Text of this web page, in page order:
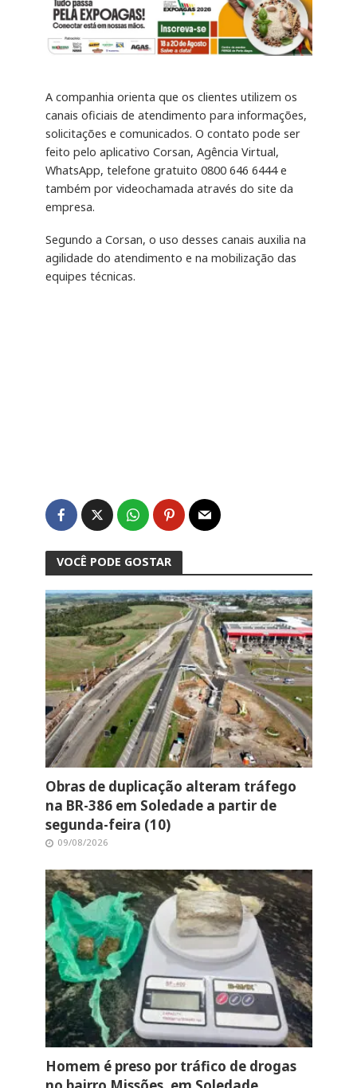
A companhia orienta que os clientes utilizem os
canais oficiais de atendimento para informações,
solicitações e comunicados. O contato pode ser
feito pelo aplicativo Corsan, Agência Virtual,
WhatsApp, telefone gratuito 0800 646 6444 e
também por videochamada através do site da
empresa.
Segundo a Corsan, o uso desses canais auxilia na
agilidade do atendimento e na mobilização das
equipes técnicas.
VOCÊ PODE GOSTAR
Obras de duplicação alteram tráfego
na BR-386 em Soledade a partir de
segunda-feira (10)
09/08/2026
Homem é preso por tráfico de drogas